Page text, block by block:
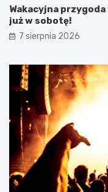
Wakacyjna
już w sobotę!
7 sierpnia 2026